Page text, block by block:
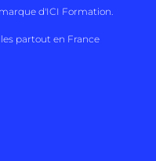
d'ICI Formation.
partout en France